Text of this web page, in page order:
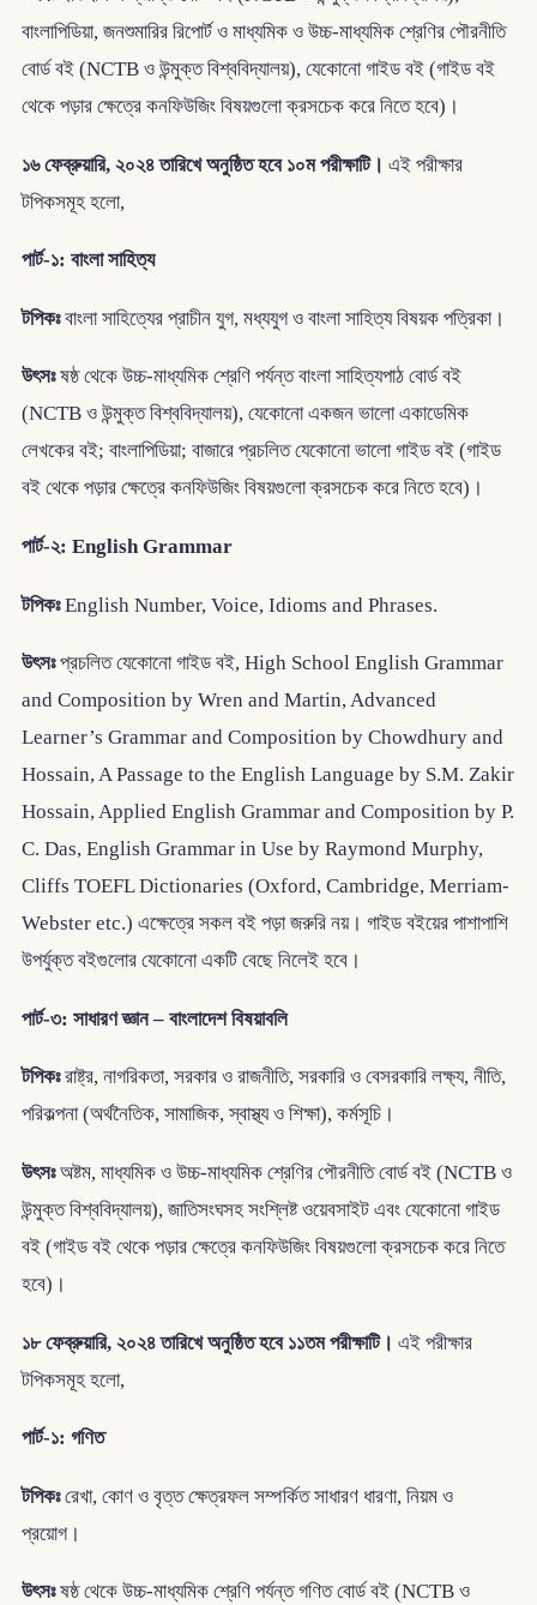
বাংলাপিডিয়া, জনশুমারির রিপোর্ট ও মাধ্যমিক ও উচ্চ-মাধ্যমিক শ্রেণির পৌরনীতি
বোর্ড বই (NCTB ও উন্মুক্ত বিশ্ববিদ্যালয়), যেকোনো গাইড বই (গাইড বই
থেকে পড়ার ক্ষেত্রে কনফিউজিং বিষয়গুলো ক্রসচেক করে নিতে হবে)।
১৬ ফেব্রুয়ারি, ২০২৪ তারিখে অনুষ্ঠিত হবে ১০ম পরীক্ষাটি। এই পরীক্ষার
টপিকসমূহ হলো,
পার্ট-১: বাংলা সাহিত্য
টপিকঃবাংলা সাহিত্যের প্রাচীন যুগ, মধ্যযুগ ও বাংলা সাহিত্য বিষয়ক পত্রিকা।
উৎসঃষষ্ঠ থেকে উচ্চ-মাধ্যমিক শ্রেণি পর্যন্ত বাংলা সাহিত্যপাঠ বোর্ড বই
(NCTB ও উন্মুক্ত বিশ্ববিদ্যালয়), যেকোনো একজন ভালো একাডেমিক
লেখকের বই; বাংলাপিডিয়া; বাজারে প্রচলিত যেকোনো ভালো গাইড বই (গাইড
বই থেকে পড়ার ক্ষেত্রে কনফিউজিং বিষয়গুলো ক্রসচেক করে নিতে হবে)।
পার্ট-২: English Grammar
টপিকঃEnglish Number, Voice, Idioms and Phrases.
উৎসঃপ্রচলিত যেকোনো গাইড বই, High School English Grammar
and Composition by Wren and Martin, Advanced
Learner’s Grammar and Composition by Chowdhury and
Hossain, A Passage to the English Language by S.M. Zakir
Hossain, Applied English Grammar and Composition by P.
C. Das, English Grammar in Use by Raymond Murphy,
Cliffs TOEFL Dictionaries (Oxford, Cambridge, Merriam-
Webster etc.) এক্ষেত্রে সকল বই পড়া জরুরি নয়। গাইড বইয়ের পাশাপাশি
উপর্যুক্ত বইগুলোর যেকোনো একটি বেছে নিলেই হবে।
পার্ট-৩: সাধারণ জ্ঞান – বাংলাদেশ বিষয়াবলি
টপিকঃরাষ্ট্র, নাগরিকতা, সরকার ও রাজনীতি, সরকারি ও বেসরকারি লক্ষ্য, নীতি,
পরিকল্পনা (অর্থনৈতিক, সামাজিক, স্বাস্থ্য ও শিক্ষা), কর্মসূচি।
উৎসঃঅষ্টম, মাধ্যমিক ও উচ্চ-মাধ্যমিক শ্রেণির পৌরনীতি বোর্ড বই (NCTB ও
উন্মুক্ত বিশ্ববিদ্যালয়), জাতিসংঘসহ সংশ্লিষ্ট ওয়েবসাইট এবং যেকোনো গাইড
বই (গাইড বই থেকে পড়ার ক্ষেত্রে কনফিউজিং বিষয়গুলো ক্রসচেক করে নিতে
হবে)।
১৮ ফেব্রুয়ারি, ২০২৪ তারিখে অনুষ্ঠিত হবে ১১তম পরীক্ষাটি। এই পরীক্ষার
টপিকসমূহ হলো,
পার্ট-১: গণিত
টপিকঃরেখা, কোণ ও বৃত্ত ক্ষেত্রফল সম্পর্কিত সাধারণ ধারণা, নিয়ম ও
প্রয়োগ।
উৎসঃষষ্ঠ থেকে উচ্চ-মাধ্যমিক শ্রেণি পর্যন্ত গণিত বোর্ড বই (NCTB ও